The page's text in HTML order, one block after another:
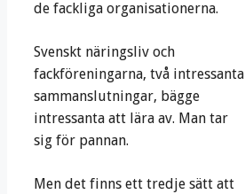
de fackliga organisationerna.
Svenskt näringsliv och
fackföreningarna, två intressanta
sammanslutningar, bägge
intressanta att lära av. Man tar
sig för pannan.
Men det finns ett tredje sätt att